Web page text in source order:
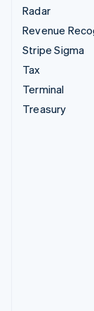
Radar
Revenue
Stripe Sigma
Tax
Terminal
Treasury